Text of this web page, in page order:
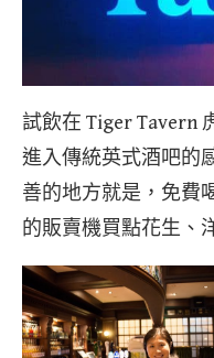
試飲在 Tiger Tavern
進入傳統英式酒吧的
善的地方就是，免費
的販賣機買點花生、